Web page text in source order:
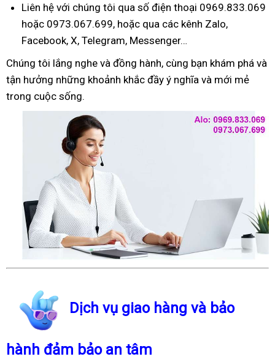
Liên hệ với chúng tôi qua số điện thoại 0969.833.069
hoặc 0973.067.699, hoặc qua các kênh Zalo,
Facebook, X, Telegram, Messenger…
Chúng tôi lắng nghe và đồng hành, cùng bạn khám phá và
tận hưởng những khoảnh khắc đầy ý nghĩa và mới mẻ
trong cuộc sống.
Dịch vụ giao hàng và bảo
hành đảm bảo an tâm